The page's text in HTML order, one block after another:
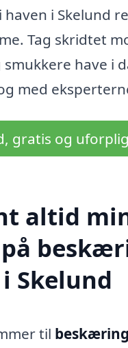
i Skelund
Tag skridtet
have i
med
gratis og
altid
Skelund
til